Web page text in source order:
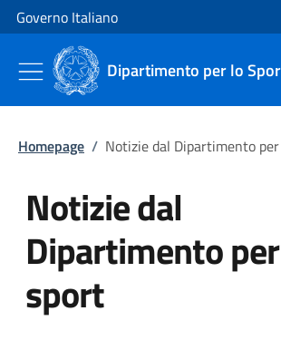
Vai al contenuto
Vai alla navigazione del sito
Governo Italiano
Dipartimento per lo
Homepage / Notizie dal Dipartimento
Notizie dal
Dipartimento
sport